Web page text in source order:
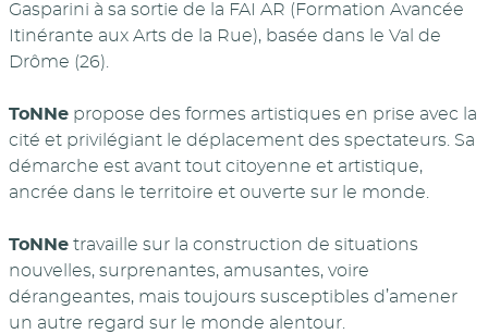
Gasparini à sa sortie de la FAI AR (Formation Avancée
Itinérante aux Arts de la Rue), basée dans le Val de
Drôme (26).
ToNNe propose des formes artistiques en prise avec la
cité et privilégiant le déplacement des spectateurs. Sa
démarche est avant tout citoyenne et artistique,
ancrée dans le territoire et ouverte sur le monde.
ToNNe travaille sur la construction de situations
nouvelles, surprenantes, amusantes, voire
dérangeantes, mais toujours susceptibles d’amener
un autre regard sur le monde alentour.